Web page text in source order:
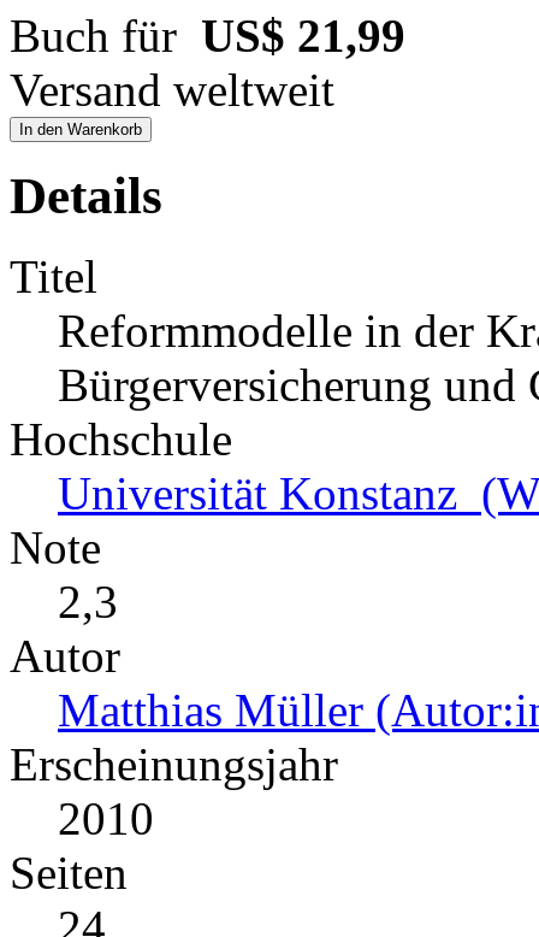
Buch für US$ 21,99
Versand weltweit
In den Warenkorb
Details
Titel
Reformmodelle in der
Bürgerversicherung und
Hochschule
Universität Konstanz
Note
2,3
Autor
Matthias Müller
Erscheinungsjahr
2010
Seiten
24